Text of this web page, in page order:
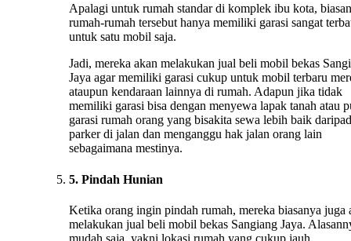
Apalagi untuk rumah standar di komplek ibu kota,
rumah-rumah tersebut hanya memiliki garasi sangat
untuk satu mobil saja.
Jadi, mereka akan melakukan jual beli mobil bekas
Jaya agar memiliki garasi cukup untuk mobil terbaru
ataupun kendaraan lainnya di rumah. Adapun jika tidak
memiliki garasi bisa dengan menyewa lapak tanah atau
garasi rumah orang yang bisakita sewa lebih baik
parker di jalan dan menganggu hak jalan orang lain
sebagaimana mestinya.
5. Pindah Hunian
Ketika orang ingin pindah rumah, mereka biasanya juga
melakukan jual beli mobil bekas Sangiang Jaya.
mudah saja, yakni lokasi rumah yang cukup jauh.